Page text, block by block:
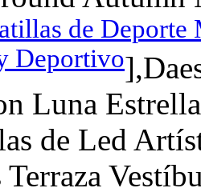
de
Deportivo
Luna
de Led